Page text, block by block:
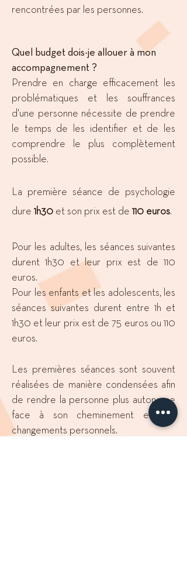
rencontrées par les personnes.
Quel budget dois-je allouer à mon
accompagnement ?
Prendre en charge efficacement les
problématiques et les souffrances
d'une personne nécessite de prendre
le temps de les identifier et de les
comprendre le plus complètement
possible.
La première séance de psychologie
dure 1h30 et son prix est de 110 euros.
Pour les adultes, les séances suivantes
durent 1h30 et leur prix est de 110
euros.
Pour les enfants et les adolescents, les
séances suivantes durent entre 1h et
1h30 et leur prix est de 75 euros ou 110
euros.
Les premières séances sont souvent
réalisées de manière condensées afin
de rendre la personne plus autonome
face à son cheminement et ses
changements personnels.